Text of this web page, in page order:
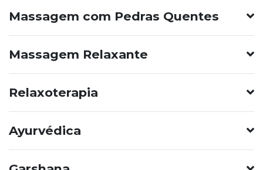
Massagem com Pedras Quentes
Massagem Relaxante
Relaxoterapia
Ayurvédica